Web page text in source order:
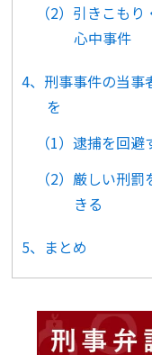
（2）引きこも
心中事件
4、刑事事件の当事
を
（1）逮捕を回
（2）厳しい刑
きる
5、まとめ